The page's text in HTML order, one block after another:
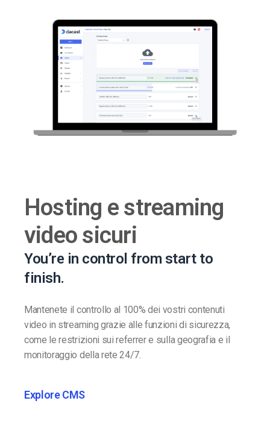
Hosting e streaming
video sicuri
You’re in control from start to
finish.
Mantenete il controllo al 100% dei vostri contenuti
video in streaming grazie alle funzioni di sicurezza,
come le restrizioni sui referrer e sulla geografia e il
monitoraggio della rete 24/7.
Explore CMS